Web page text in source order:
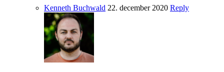
Kenneth Buchwald 22. december 2020 Reply